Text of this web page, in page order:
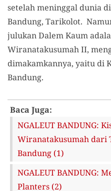
setelah meninggal dunia
Bandung, Tarikolot.
julukan Dalem Kaum
Wiranatakusumah II,
dimakamkannya, yaitu di
Bandung.
Baca Juga:
NGALEUT BANDUNG:
Wiranatakusumah dari
Bandung (1)
NGALEUT BANDUNG:
Planters (2)